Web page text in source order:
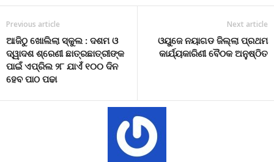
Previous article
ଆଜିଠୁ ଖୋଲିଲା ସ୍କୁଲ : ଦଶମ ଓ
ଦ୍ୱାଦଶ ଶ୍ରେଣୀ ଛାତ୍ରଛାତ୍ରୀଙ୍କ
ପାଇଁ ଏପ୍ରିଲ ୨୮ ଯାଏଁ ୧୦୦ ଦିନ
ହେବ ପାଠ ପଢା
Next article
ଓୟୁଜେ ନୟାଗଡ ଜିଲ୍ଲା ପ୍ରଥମ
କାର୍ଯ୍ୟକାରିଣୀ ବୈଠକ ଅନୁଷ୍ଠିତ